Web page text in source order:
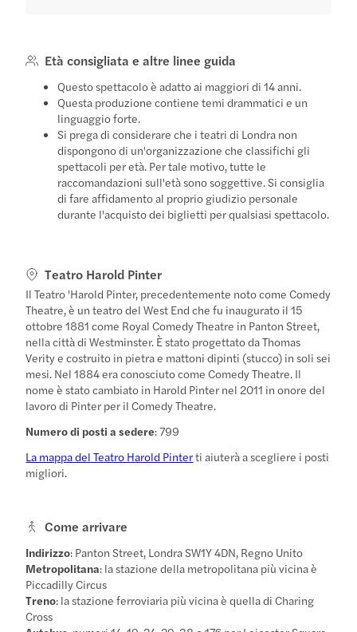
Età consigliata e altre linee guida
Questo spettacolo è adatto ai maggiori di 14 anni.
Questa produzione contiene temi drammatici e un
linguaggio forte.
Si prega di considerare che i teatri di Londra non
dispongono di un'organizzazione che classifichi gli
spettacoli per età. Per tale motivo, tutte le
raccomandazioni sull'età sono soggettive. Si consiglia
di fare affidamento al proprio giudizio personale
durante l'acquisto dei biglietti per qualsiasi spettacolo.
Teatro Harold Pinter
Il Teatro 'Harold Pinter, precedentemente noto come Comedy
Theatre, è un teatro del West End che fu inaugurato il 15
ottobre 1881 come Royal Comedy Theatre in Panton Street,
nella città di Westminster. È stato progettato da Thomas
Verity e costruito in pietra e mattoni dipinti (stucco) in soli sei
mesi. Nel 1884 era conosciuto come Comedy Theatre. Il
nome è stato cambiato in Harold Pinter nel 2011 in onore del
lavoro di Pinter per il Comedy Theatre.
Numero di posti a sedere: 799
La mappa del Teatro Harold Pinterti aiuterà a scegliere i posti
migliori.
Come arrivare
Indirizzo: Panton Street, Londra SW1Y 4DN, Regno Unito
Metropolitana: la stazione della metropolitana più vicina è
Piccadilly Circus
Treno: la stazione ferroviaria più vicina è quella di Charing
Cross